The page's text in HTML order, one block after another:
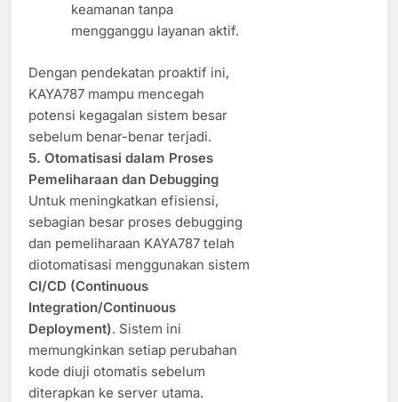
keamanan tanpa
mengganggu layanan aktif.
Dengan pendekatan proaktif ini,
KAYA787 mampu mencegah
potensi kegagalan sistem besar
sebelum benar-benar terjadi.
5. Otomatisasi dalam Proses
Pemeliharaan dan Debugging
Untuk meningkatkan efisiensi,
sebagian besar proses debugging
dan pemeliharaan KAYA787 telah
diotomatisasi menggunakan sistem
CI/CD (Continuous
Integration/Continuous
Deployment). Sistem ini
memungkinkan setiap perubahan
kode diuji otomatis sebelum
diterapkan ke server utama.